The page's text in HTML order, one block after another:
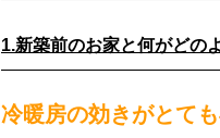
1.新築前のお家と何がどの
冷暖房の効きがとて